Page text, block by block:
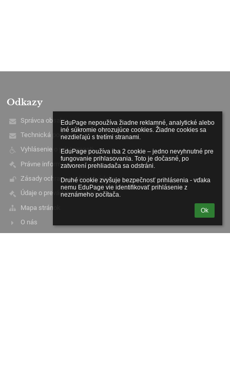
EduPage nepoužíva žiadne reklamné, analytické alebo
iné súkromie ohrozujúce cookies. Žiadne cookies sa
nezdieľajú s tretími stranami.
EduPage používa iba 2 cookie – jedno nevyhnutné pre
fungovanie prihlasovania. Toto je dočasné, po
zatvorení prehliadača sa odstráni.
Druhé cookie zvyšuje bezpečnosť prihlásenia - vďaka
nemu EduPage vie identifikovať prihlásenie z
neznámeho počítača.
Ok
Odkazy
Správca obsahu
Technická podpora
Vyhlásenie o prístupnosti
Právne informácie
Zásady ochrany osobných údajov
Údaje o prevádzkovateľovi
Mapa stránok
O nás